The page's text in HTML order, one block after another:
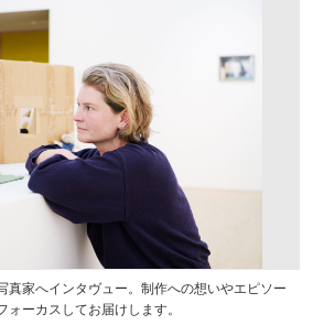
真家へインタヴュー。制作への想いやエピソー
ォーカスしてお届けします。